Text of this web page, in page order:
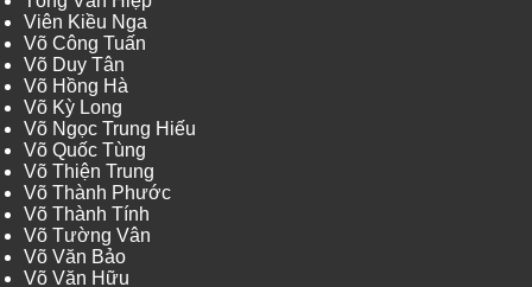
Viên Kiều Nga
Võ Công Tuấn
Võ Duy Tân
Võ Hồng Hà
Võ Kỳ Long
Võ Ngọc Trung Hiếu
Võ Quốc Tùng
Võ Thiện Trung
Võ Thành Phước
Võ Thành Tính
Võ Tường Vân
Võ Văn Bảo
Võ Văn Hữu